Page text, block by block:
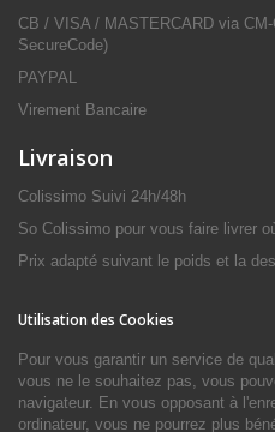
CB / VISA / MASTERCARD via
SecureCode)
PAYPAL
Virement Bancaire
Livraison
Colissimo Suivi 24h/48h
So Colissimo pour vous faire livrer
Prix adapté suivant le poids et la
Utilisation des Cookies
Pour vous garantir un service de
vous ne le souhaitez pas, vous
navigateur. En vous opposant à
ordinateur, vous ne pourrez plus